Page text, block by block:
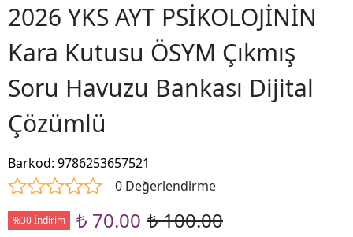
2026 YKS AYT PSİKOLOJİNİN
Kara Kutusu ÖSYM Çıkmış
Soru Havuzu Bankası Dijital
Çözümlü
Barkod: 9786253657521
0 Değerlendirme
%30 İndirim ₺ 70.00 ₺ 100.00